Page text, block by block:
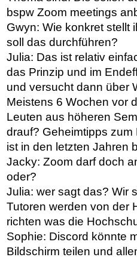
bspw Zoom meetings
Gwyn: Wie konkret stellt
soll das durchführen?
Julia: Das ist relativ
das Prinzip und im
und versucht dann über
Meistens 6 Wochen vor
Leuten aus höheren
drauf? Geheimtipps
ist in den letzten Jahren
Jacky: Zoom darf doch
oder?
Julia: wer sagt das? Wir
Tutoren werden von der
richten was die
Sophie: Discord könnte
Bildschirm teilen und